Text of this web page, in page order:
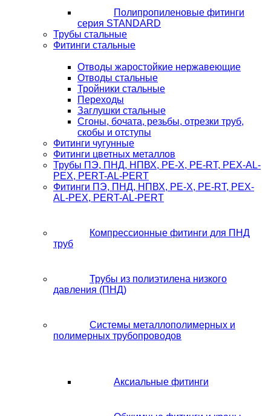
Полипропиленовые фитинги
серия STANDARD
Трубы стальные
Фитинги стальные
Отводы жаростойкие нержавеющие
Отводы стальные
Тройники стальные
Переходы
Заглушки стальные
Сгоны, бочата, резьбы, отрезки труб,
скобы и отступы
Фитинги чугунные
Фитинги цветных металлов
Трубы ПЭ, ПНД, НПВХ, PE-X, PE-RT, PEX-AL-
PEX, PERT-AL-PERT
Фитинги ПЭ, ПНД, НПВХ, PE-X, PE-RT, PEX-
AL-PEX, PERT-AL-PERT
Компрессионные фитинги для ПНД
труб
Трубы из полиэтилена низкого
давления (ПНД)
Системы металлополимерных и
полимерных трубопроводов
Аксиальные фитинги